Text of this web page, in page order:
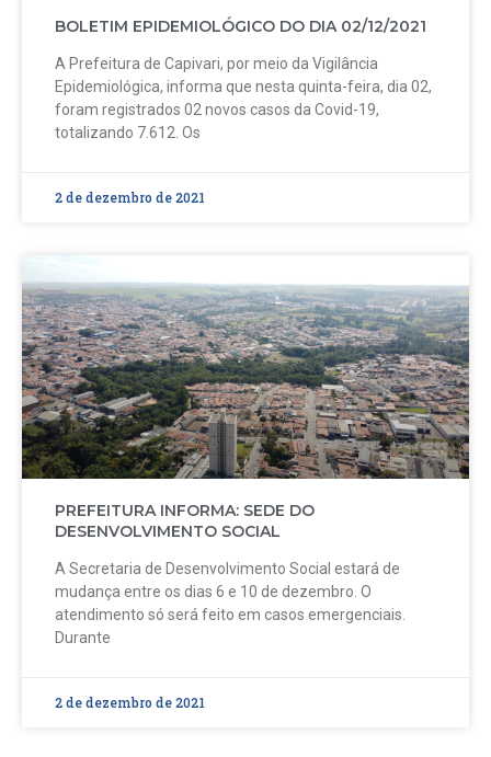
BOLETIM EPIDEMIOLÓGICO DO DIA 02/12/2021
A Prefeitura de Capivari, por meio da Vigilância
Epidemiológica, informa que nesta quinta-feira, dia 02,
foram registrados 02 novos casos da Covid-19,
totalizando 7.612. Os
2 de dezembro de 2021
PREFEITURA INFORMA: SEDE DO
DESENVOLVIMENTO SOCIAL
A Secretaria de Desenvolvimento Social estará de
mudança entre os dias 6 e 10 de dezembro. O
atendimento só será feito em casos emergenciais.
Durante
2 de dezembro de 2021